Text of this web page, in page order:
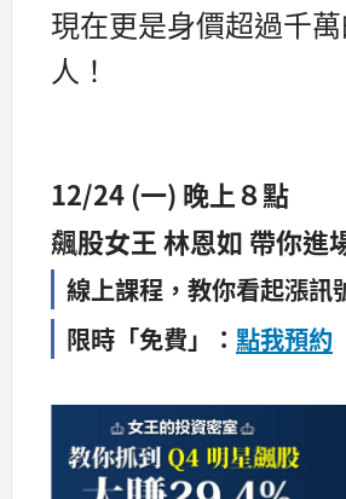
現在更是身價超過千
人！
12/24 (一) 晚上８點
飆股女王 林恩如 帶你進
線上課程，教你看起漲訊
限時「免費」： 點我預約